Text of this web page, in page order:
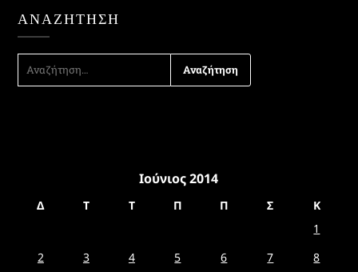
ΑΝΑΖΉΤΗΣΗ
ΑΝΑΖΉΤΗΣΗ
ΓΙΑ:
Ιούνιος 2014
Δ Τ Τ Π Π Σ
Κ
1
2
3 4 5 6 7
8